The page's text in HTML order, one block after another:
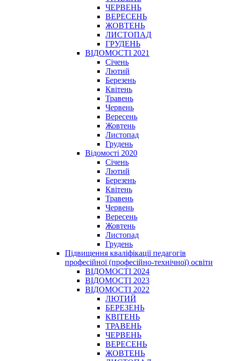
ЧЕРВЕНЬ
ВЕРЕСЕНЬ
ЖОВТЕНЬ
ЛИСТОПАД
ГРУДЕНЬ
ВІДОМОСТІ 2021
Січень
Лютий
Березень
Квітень
Травень
Червень
Вересень
Жовтень
Листопад
Грудень
Відомості 2020
Січень
Лютий
Березень
Квітень
Травень
Червень
Вересень
Жовтень
Листопад
Грудень
Підвищення кваліфікації педагогів
професійної (професійно-технічної) освіти
ВІДОМОСТІ 2024
ВІДОМОСТІ 2023
ВІДОМОСТІ 2022
ЛЮТИЙ
БЕРЕЗЕНЬ
КВІТЕНЬ
ТРАВЕНЬ
ЧЕРВЕНЬ
ВЕРЕСЕНЬ
ЖОВТЕНЬ